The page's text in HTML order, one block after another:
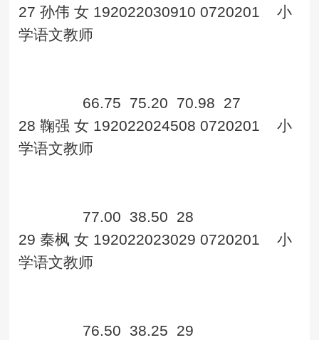
27 孙伟 女 192022030910 0720201
小
学语文教师
66.75 75.20 70.98 27
28 鞠强 女 192022024508 0720201
小
学语文教师
77.00 38.50 28
29 秦枫 女 192022023029 0720201
小
学语文教师
76.50 38.25 29